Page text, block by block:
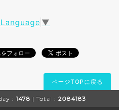
▼
ページTOPに戻る
: 1478 | Total : 2084183